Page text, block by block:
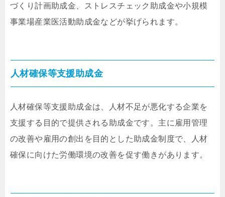
づくり計画助成金、ストレスチェック助成金や小規模
事業場産業医活動助成金などが挙げられます。
人材確保等支援助成金
人材確保等支援助成金は、人材不足が悪化する企業を
支援する目的で提供される助成金です。主に雇用管理
の改善や雇用の創出を目的とした助成金制度で、人材
確保に向けた労働環境の改善を促す働きがあります。